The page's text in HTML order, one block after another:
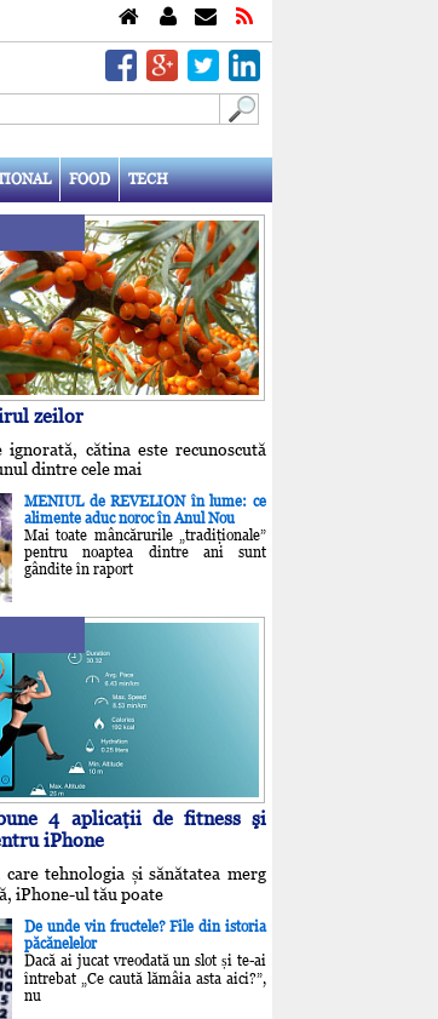
FOOD TECH
zeilor
cătina este recunoscută
dintre cele mai
MENIUL de REVELION în lume: ce
alimente aduc noroc în Anul Nou
Mai toate mâncărurile „tradiţionale”
pentru noaptea dintre ani sunt
gândite în raport
4 aplicaţii de fitness şi
iPhone
tehnologia și sănătatea merg
iPhone-ul tău poate
De unde vin fructele? File din istoria
păcănelelor
Dacă ai jucat vreodată un slot și te-ai
întrebat „Ce caută lămâia asta aici?”,
nu